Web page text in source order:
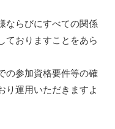
ならびにすべての関係
ておりますことをあら
の参加資格要件等の確
り運用いただきますよ